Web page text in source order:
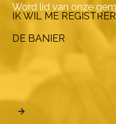
Word lid van onze
IK WIL ME
DE BANIER